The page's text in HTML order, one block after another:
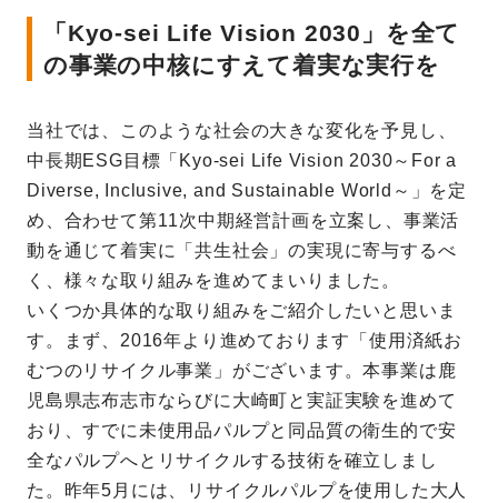
「Kyo-sei Life Vision 2030」を全て
の事業の中核にすえて着実な実行を
当社では、このような社会の大きな変化を予見し、
中長期ESG目標「Kyo-sei Life Vision 2030～For a
Diverse, Inclusive, and Sustainable World～」を定
め、合わせて第11次中期経営計画を立案し、事業活
動を通じて着実に「共生社会」の実現に寄与するべ
く、様々な取り組みを進めてまいりました。
いくつか具体的な取り組みをご紹介したいと思いま
す。まず、2016年より進めております「使用済紙お
むつのリサイクル事業」がございます。本事業は鹿
児島県志布志市ならびに大崎町と実証実験を進めて
おり、すでに未使用品パルプと同品質の衛生的で安
全なパルプへとリサイクルする技術を確立しまし
た。昨年5月には、リサイクルパルプを使用した大人